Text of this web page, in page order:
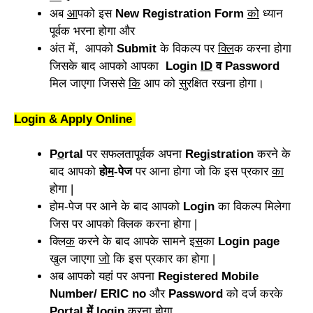
अब आपको इस New Registration Formको ध्यान
पूर्वक भरना होगा और
अंत में, आपको Submit के विकल्प परक्लिक करना होगा
जिसके बाद आपको आपका Login ID व Password
मिल जाएगा जिससेकि आप कोसुरक्षित रखना होगा।
Login & Apply Online
Portal पर सफलतापूर्वक अपना Registration करने के
बाद आपकोहोम-पेजपर आना होगा जो कि इस प्रकारका
होगा |
होम-पेज पर आने के बाद आपको Login का विकल्प मिलेगा
जिस पर आपको क्लिक करना होगा |
क्लिक करने के बाद आपके सामने इसका Login page
खुल जाएगाजो कि इस प्रकार का होगा |
अब आपको यहां पर अपना Registered Mobile
Number/ ERIC no और Password को दर्ज करके